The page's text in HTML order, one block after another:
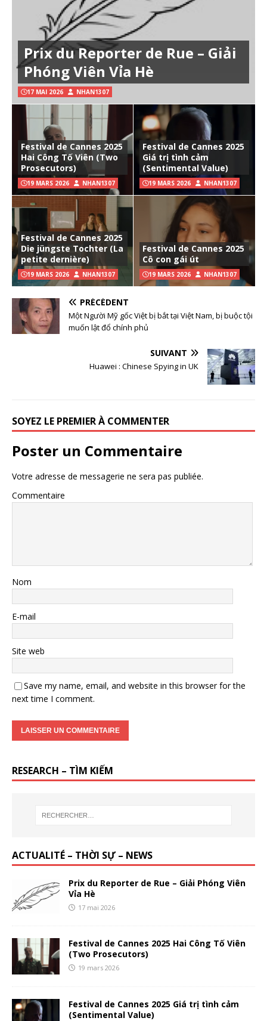
Prix du Reporter de Rue – Giải
Phóng Viên Vỉa Hè
17 MAI 2026 NHAN1307
Festival de Cannes 2025
Hai Công Tố Viên (Two
Prosecutors)
19 MARS 2026 NHAN1307
Festival de Cannes 2025
Giá trị tình cảm
(Sentimental Value)
19 MARS 2026 NHAN1307
Festival de Cannes 2025
Die jüngste Tochter (La
petite dernière)
19 MARS 2026 NHAN1307
Festival de Cannes 2025
Cô con gái út
19 MARS 2026 NHAN1307
PRÉCÉDENT
Một Người Mỹ gốc Việt bị bắt tại Việt Nam, bị buộc tội
muốn lật đổ chính phủ
SUIVANT
Huawei : Chinese Spying in UK
SOYEZ LE PREMIER À COMMENTER
Poster un Commentaire
Votre adresse de messagerie ne sera pas publiée.
Commentaire
Nom
E-mail
Site web
Save my name, email, and website in this browser for the
next time I comment.
RESEARCH – TÌM KIẾM
ACTUALITÉ – THỜI SỰ – NEWS
Prix du Reporter de Rue – Giải Phóng Viên
Vỉa Hè
17 mai 2026
Festival de Cannes 2025 Hai Công Tố Viên
(Two Prosecutors)
19 mars 2026
Festival de Cannes 2025 Giá trị tình cảm
(Sentimental Value)